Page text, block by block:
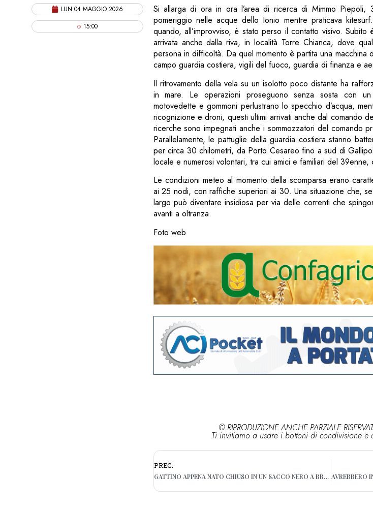
LUN 04 MAGGIO 2026
15:00
Si allarga di ora in ora l’area di ricerca di Mimmo Piepoli,
pomeriggio nelle acque dello Ionio mentre praticava
quando, all’improvviso, è stato perso il contatto visivo. Subito
arrivata anche dalla riva, in località Torre Chianca, dove
persona in difficoltà. Da quel momento è partita una
campo guardia costiera, vigili del fuoco, guardia di finanza e
Il ritrovamento della vela su un isolotto poco distante ha
in mare. Le operazioni proseguono senza sosta con
motovedette e gommoni perlustrano lo specchio d’acqua,
ricognizione e droni, questi ultimi arrivati anche dal comando
ricerche sono impegnati anche i sommozzatori del comando
Parallelamente, le pattuglie della guardia costiera stanno
per circa 30 chilometri, da Porto Cesareo fino a sud di
locale e numerosi volontari, tra cui amici e familiari del
Le condizioni meteo al momento della scomparsa erano
ai 25 nodi, con raffiche superiori ai 30. Una situazione che,
largo può diventare insidiosa per via delle correnti che
avanti a oltranza.
Foto web
© RIPRODUZIONE ANCHE PARZIALE
Ti invitiamo a usare i bottoni di condivisione e
PREC.
GATTINO APPENA NATO CHIUSO IN UN SACCO NERO A BRINDISI: “AGGHIACCIANTE”